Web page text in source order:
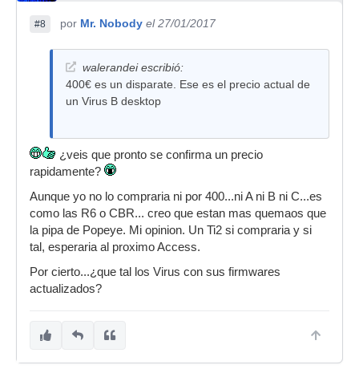
#8 por Mr. Nobody el 27/01/2017
walerandei escribió:
400€ es un disparate. Ese es el precio actual de
un Virus B desktop
¿veis que pronto se confirma un precio
rapidamente?
Aunque yo no lo compraria ni por 400...ni A ni B ni C...es
como las R6 o CBR... creo que estan mas quemaos que
la pipa de Popeye. Mi opinion. Un Ti2 si compraria y si
tal, esperaria al proximo Access.
Por cierto...¿que tal los Virus con sus firmwares
actualizados?